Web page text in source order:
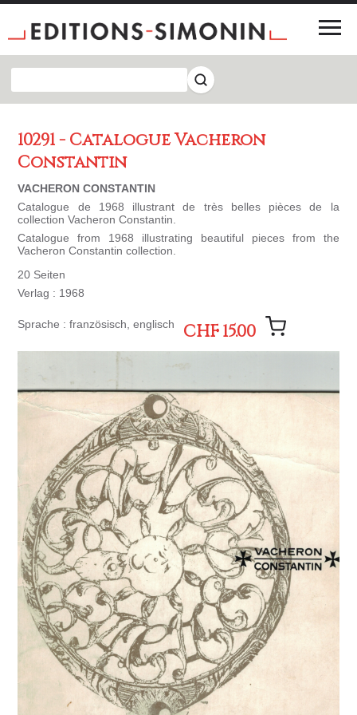
10291 - Catalogue Vacheron
Constantin
VACHERON CONSTANTIN
Catalogue de 1968 illustrant de très belles pièces de la
collection Vacheron Constantin.
Catalogue from 1968 illustrating beautiful pieces from the
Vacheron Constantin collection.
20 Seiten
Verlag : 1968
Sprache : französisch, englisch CHF 15.00